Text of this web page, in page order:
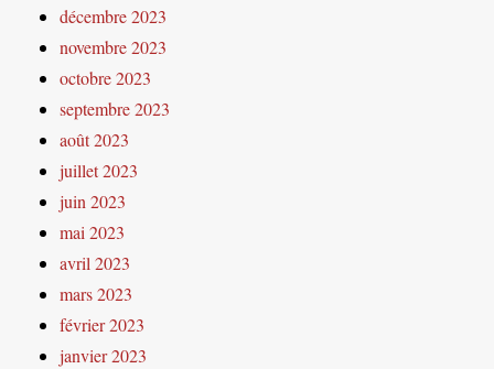
décembre 2023
novembre 2023
octobre 2023
septembre 2023
août 2023
juillet 2023
juin 2023
mai 2023
avril 2023
mars 2023
février 2023
janvier 2023